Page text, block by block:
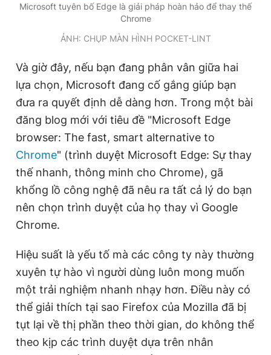
Microsoft tuyên bố Edge là giải pháp hoàn hảo để thay thế
Chrome
ẢNH: CHỤP MÀN HÌNH POCKET-LINT
Và giờ đây, nếu bạn đang phân vân giữa hai
lựa chọn, Microsoft đang cố gắng giúp bạn
đưa ra quyết định dễ dàng hơn. Trong một bài
đăng blog mới với tiêu đề "Microsoft Edge
browser: The fast, smart alternative to
Chrome" (trình duyệt Microsoft Edge: Sự thay
thế nhanh, thông minh cho Chrome), gã
khổng lồ công nghệ đã nêu ra tất cả lý do bạn
nên chọn trình duyệt của họ thay vì Google
Chrome.
Hiệu suất là yếu tố mà các công ty này thường
xuyên tự hào vì người dùng luôn mong muốn
một trải nghiệm nhanh nhạy hơn. Điều này có
thể giải thích tại sao Firefox của Mozilla đã bị
tụt lại về thị phần theo thời gian, do không thể
theo kịp các trình duyệt dựa trên nhân